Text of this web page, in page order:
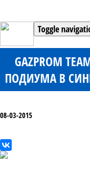
Toggle
GAZPROM
ПОДИУМА В
08-03-2015